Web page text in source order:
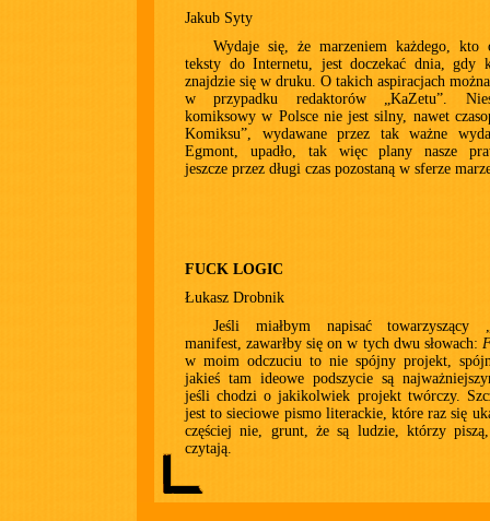
Jakub Syty
Wydaje się, że marzeniem każdego, kto
teksty do Internetu, jest doczekać dnia, gdy
znajdzie się w druku. O takich aspiracjach
w przypadku redaktorów „KaZetu”.
komiksowy w Polsce nie jest silny, nawet
Komiksu”, wydawane przez tak ważne
Egmont, upadło, tak więc plany nasze
jeszcze przez długi czas pozostaną w sferze
FUCK LOGIC
Łukasz Drobnik
Jeśli miałbym napisać towarzyszący
manifest, zawarłby się on w tych dwu słowach:
w moim odczuciu to nie spójny projekt,
jakieś tam ideowe podszycie są
jeśli chodzi o jakikolwiek projekt twórczy.
jest to sieciowe pismo literackie, które raz się
częściej nie, grunt, że są ludzie, którzy
czytają.